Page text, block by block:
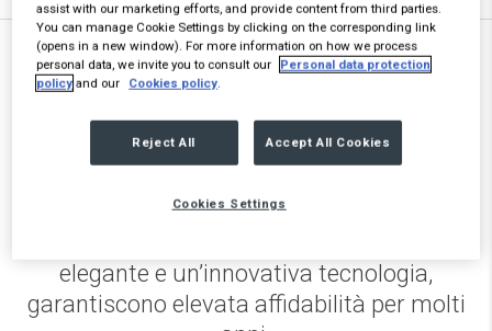
In alcuni paesi è possibile arredare la
cucina con un’ampia gamma di grandi
elettrodomestici. La linea comprende
piani cottura e tanto altro ancora.
elegante e un’innovativa tecnologia,
garantiscono elevata affidabilità per molti
assist with our marketing efforts, and provide content from third parties.
You can manage Cookie Settings by clicking on the corresponding link
(opens in a new window). For more information on how we process
personal data, we invite you to consult our Personal data protection
policy and our Cookies policy.
Reject All Accept All Cookies
Cookies Settings